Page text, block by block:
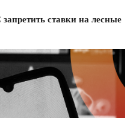
ставки на лесные